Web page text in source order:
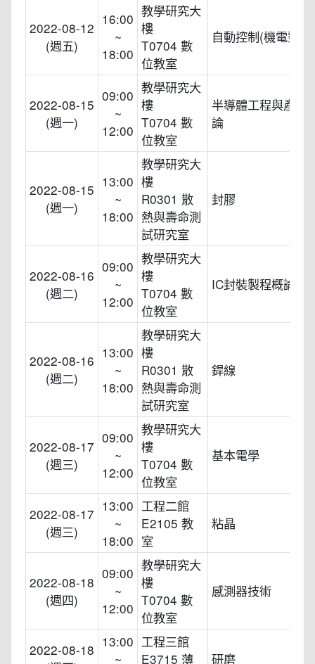
2022-08-12
(週五)
16:00
~
18:00
教學研究大
樓
T0704 數
位教室
自動控制(機電整合)
2022-08-15
(週一)
09:00
~
12:00
教學研究大
樓
T0704 數
位教室
半導體工程與產業
論
2022-08-15
(週一)
13:00
~
18:00
教學研究大
樓
R0301 散
熱與壽命測
試研究室
封膠
2022-08-16
(週二)
09:00
~
12:00
教學研究大
樓
T0704 數
位教室
IC封裝製程概論
2022-08-16
(週二)
13:00
~
18:00
教學研究大
樓
R0301 散
熱與壽命測
試研究室
銲線
2022-08-17
(週三)
09:00
~
12:00
教學研究大
樓
T0704 數
位教室
基本電學
2022-08-17
(週三)
13:00
~
18:00
工程二館
E2105 教
室
粘晶
2022-08-18
(週四)
09:00
~
12:00
教學研究大
樓
T0704 數
位教室
感測器技術
2022-08-18 13:00
~
工程三館
E3715 薄
研磨